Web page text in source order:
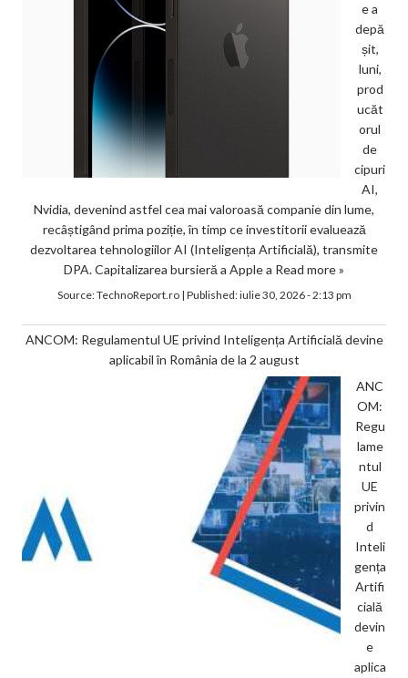
e a
depă
șit,
luni,
prod
ucăt
orul
de
cipuri
AI,
Nvidia, devenind astfel cea mai valoroasă companie din lume,
recâștigând prima poziție, în timp ce investitorii evaluează
dezvoltarea tehnologiilor AI (Inteligența Artificială), transmite
DPA. Capitalizarea bursieră a Apple a Read more »
Source:TechnoReport.ro| Published:iulie 30, 2026 - 2:13 pm
ANCOM: Regulamentul UE privind Inteligența Artificială devine
aplicabil în România de la 2 august
ANC
OM:
Regu
lame
ntul
UE
privin
d
Inteli
gența
Artifi
cială
devin
e
aplica